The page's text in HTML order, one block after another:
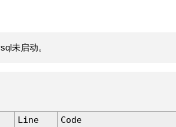
未启动。
Line
Code